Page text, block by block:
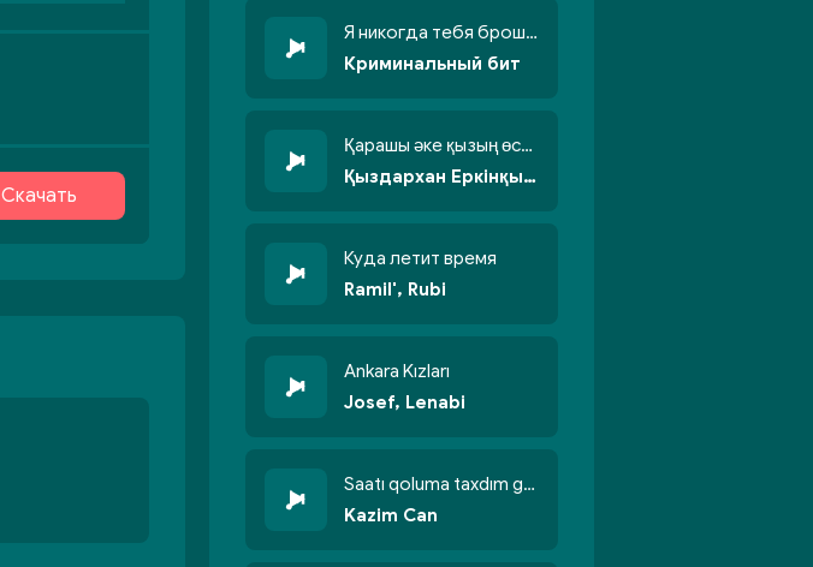
Скачать
Я никогда тебя брошу никогда не кину
Криминальный бит
Қарашы әке қызың өсті бойжеттіп
Қыздархан Еркінқызы
Куда летит время
Ramil', Rubi
Ankara Kızları
Josef, Lenabi
Saatı qoluma taxdım göyün üzünə qalxdım
Kazim Can